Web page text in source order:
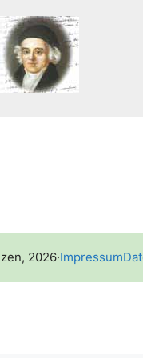
2026·Impressum